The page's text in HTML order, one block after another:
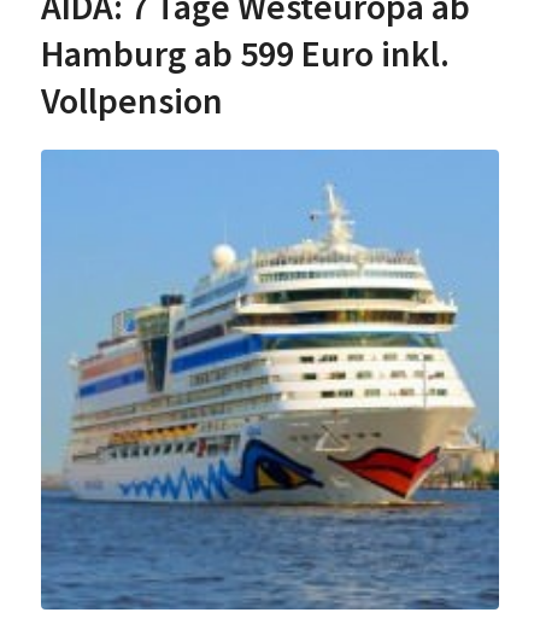
Hamburg ab 599 Euro inkl.
Vollpension